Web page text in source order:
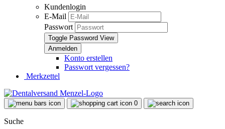
Kundenlogin
E-Mail
Passwort
Toggle Password View
Konto erstellen
Passwort vergessen?
Merkzettel
0
Suche